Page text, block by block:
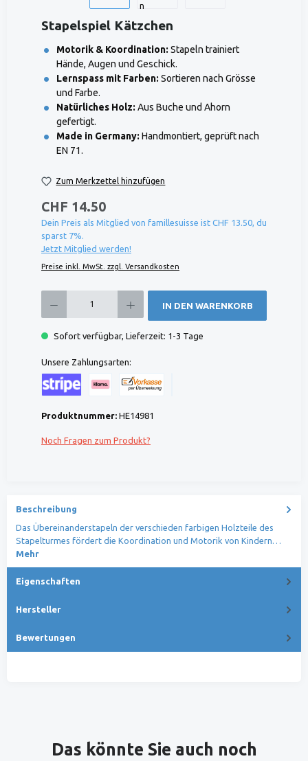
Stapelspiel Kätzchen
Motorik & Koordination: Stapeln trainiert
Hände, Augen und Geschick.
Lernspass mit Farben: Sortieren nach Grösse
und Farbe.
Natürliches Holz: Aus Buche und Ahorn
gefertigt.
Made in Germany: Handmontiert, geprüft nach
EN 71.
Zum Merkzettel hinzufügen
CHF 14.50
Dein Preis als Mitglied von famillesuisse ist CHF 13.50, du
sparst 7%.
Jetzt Mitglied werden!
Preise inkl. MwSt. zzgl. Versandkosten
IN DEN WARENKORB
Sofort verfügbar, Lieferzeit: 1-3 Tage
Unsere Zahlungsarten:
Produktnummer: HE14981
Noch Fragen zum Produkt?
Beschreibung
Das Übereinanderstapeln der verschieden farbigen Holzteile des
Stapelturmes fördert die Koordination und Motorik von Kindern…
Mehr
Eigenschaften
Hersteller
Bewertungen
Produktgalerie überspringen
Das könnte Sie auch noch